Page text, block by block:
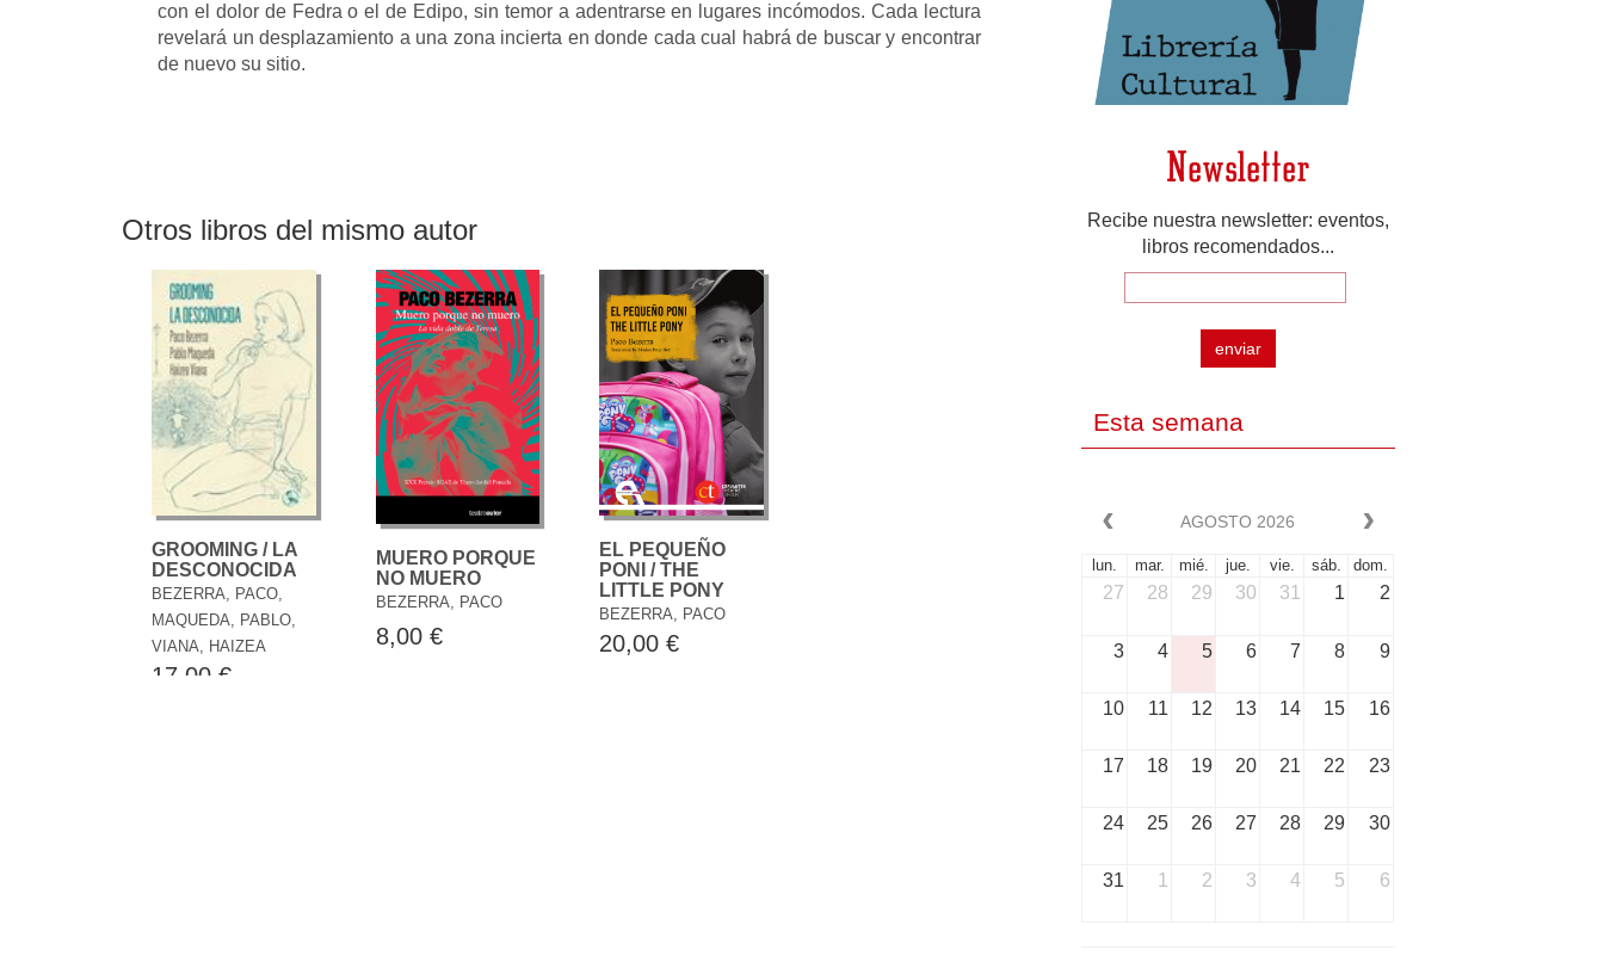
con el dolor de Fedra o el de Edipo, sin temor a adentrarse en lugares incómodos. Cada lectura
revelará un desplazamiento a una zona incierta en donde cada cual habrá de buscar y encontrar
de nuevo su sitio.
Otros libros del mismo autor
GROOMING / LA
DESCONOCIDA
BEZERRA, PACO,
MAQUEDA, PABLO,
VIANA, HAIZEA
17,00 €
MUERO PORQUE
NO MUERO
BEZERRA, PACO
8,00 €
EL PEQUEÑO
PONI / THE
LITTLE PONY
BEZERRA, PACO
20,00 €
Newsletter
Recibe nuestra newsletter: eventos,
libros recomendados...
enviar
Esta semana
AGOSTO 2026
lun. mar. mié. jue. vie. sáb. dom.
27 28 29 30 31 1 2
3 4 5 6 7 8 9
10 11 12 13 14 15 16
17 18 19 20 21 22 23
24 25 26 27 28 29 30
31 1 2 3 4 5 6